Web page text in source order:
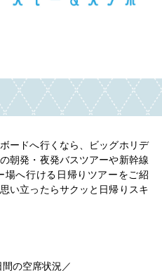
ードへ行くなら、ビッグホリデ
朝発・夜発バスツアーや新幹線
場へ行ける日帰りツアーをご紹
い立ったらサクッと日帰りスキ
の空席状況／